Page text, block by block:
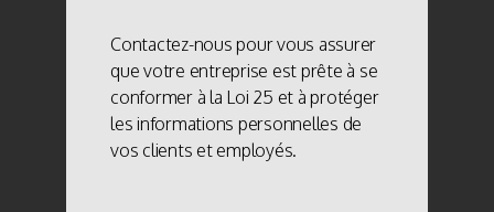
Contactez-nous pour vous assurer
que votre entreprise est prête à se
conformer à la Loi 25 et à protéger
les informations personnelles de
vos clients et employés.